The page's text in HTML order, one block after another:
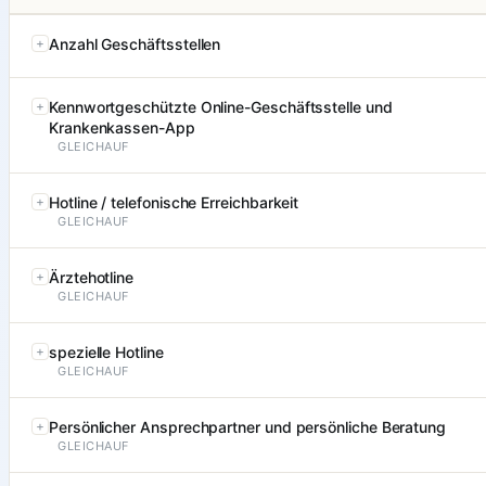
Anzahl Geschäftsstellen
Kennwortgeschützte Online-Geschäftsstelle und
Krankenkassen-App
GLEICHAUF
Hotline / telefonische Erreichbarkeit
GLEICHAUF
Ärztehotline
GLEICHAUF
spezielle Hotline
GLEICHAUF
Persönlicher Ansprechpartner und persönliche Beratung
GLEICHAUF